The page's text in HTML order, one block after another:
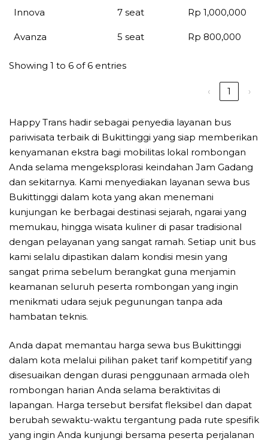
Innova 7 seat Rp 1,000,000
Avanza 5 seat Rp 800,000
Showing 1 to 6 of 6 entries
‹ 1 ›
Happy Trans hadir sebagai penyedia layanan bus
pariwisata terbaik di Bukittinggi yang siap memberikan
kenyamanan ekstra bagi mobilitas lokal rombongan
Anda selama mengeksplorasi keindahan Jam Gadang
dan sekitarnya. Kami menyediakan layanan sewa bus
Bukittinggi dalam kota yang akan menemani
kunjungan ke berbagai destinasi sejarah, ngarai yang
memukau, hingga wisata kuliner di pasar tradisional
dengan pelayanan yang sangat ramah. Setiap unit bus
kami selalu dipastikan dalam kondisi mesin yang
sangat prima sebelum berangkat guna menjamin
keamanan seluruh peserta rombongan yang ingin
menikmati udara sejuk pegunungan tanpa ada
hambatan teknis.
Anda dapat memantau harga sewa bus Bukittinggi
dalam kota melalui pilihan paket tarif kompetitif yang
disesuaikan dengan durasi penggunaan armada oleh
rombongan harian Anda selama beraktivitas di
lapangan. Harga tersebut bersifat fleksibel dan dapat
berubah sewaktu-waktu tergantung pada rute spesifik
yang ingin Anda kunjungi bersama peserta perjalanan